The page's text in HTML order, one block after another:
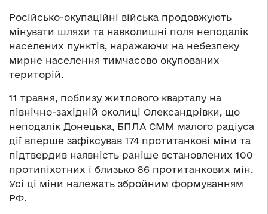
Російсько-окупаційні війська продовжують
мінувати шляхи та навколишні поля неподалік
населених пунктів, наражаючи на небезпеку
мирне населення тимчасово окупованих
територій.
11 травня, поблизу житлового кварталу на
північно-західній околиці Олександрівки, що
неподалік Донецька, БПЛА СММ малого радіуса
дії вперше зафіксував 174 протитанкові міни та
підтвердив наявність раніше встановлених 100
протипіхотних і близько 86 протитанкових мін.
Усі ці міни належать збройним формуванням
РФ.